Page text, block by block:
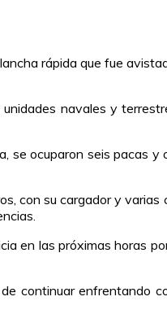
rápida que fue
navales y
se ocuparon seis pacas y
con su cargador y varias
en las próximas horas
continuar enfrentando